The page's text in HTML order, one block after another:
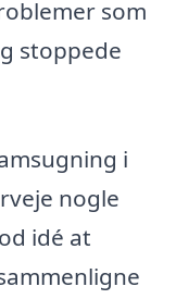
som
stoppede
i
nogle
idé at